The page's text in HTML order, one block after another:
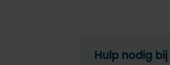
Hulp nodig